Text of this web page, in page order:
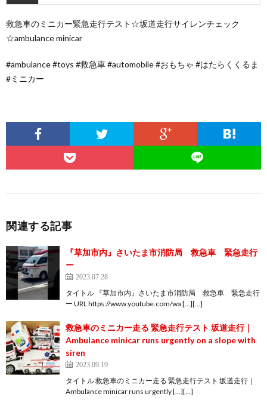
救急車のミニカー緊急走行テスト☆坂道走行サイレンチェック
☆ambulance minicar
#ambulance #toys #救急車 #automobile #おもちゃ #はたらくくるま
#ミニカー
関連する記事
『草加市内』さいたま市消防局 救急車 緊急走行
ー
2023.07.28
タイトル 『草加市内』さいたま市消防局 救急車 緊急走行
ー URL https://www.youtube.com/wa […][…]
救急車のミニカー走る 緊急走行テスト 坂道走行｜
Ambulance minicar runs urgently on a slope with
siren
2023.09.19
タイトル 救急車のミニカー走る 緊急走行テスト 坂道走行｜
Ambulance minicar runs urgently […][…]